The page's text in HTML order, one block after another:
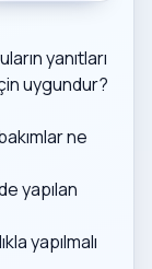
yanıtları
uygundur?
ne
yapılan
yapılmalı